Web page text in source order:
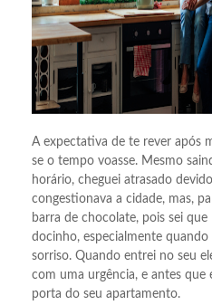
A expectativa de te rever após
se o tempo voasse. Mesmo
horário, cheguei atrasado
congestionava a cidade, mas,
barra de chocolate, pois sei
docinho, especialmente
sorriso. Quando entrei no seu
com uma urgência, e antes que
porta do seu apartamento.